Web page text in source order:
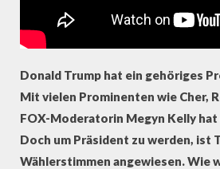
Donald Trump hat ein gehöriges
Mit vielen Prominenten wie Cher,
FOX-Moderatorin Megyn Kelly
Doch um Präsident zu werden, ist
Wählerstimmen angewiesen. Wie